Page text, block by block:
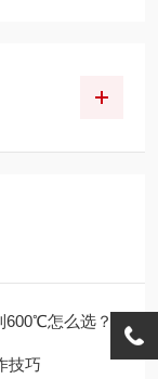
600℃怎么选？
技巧